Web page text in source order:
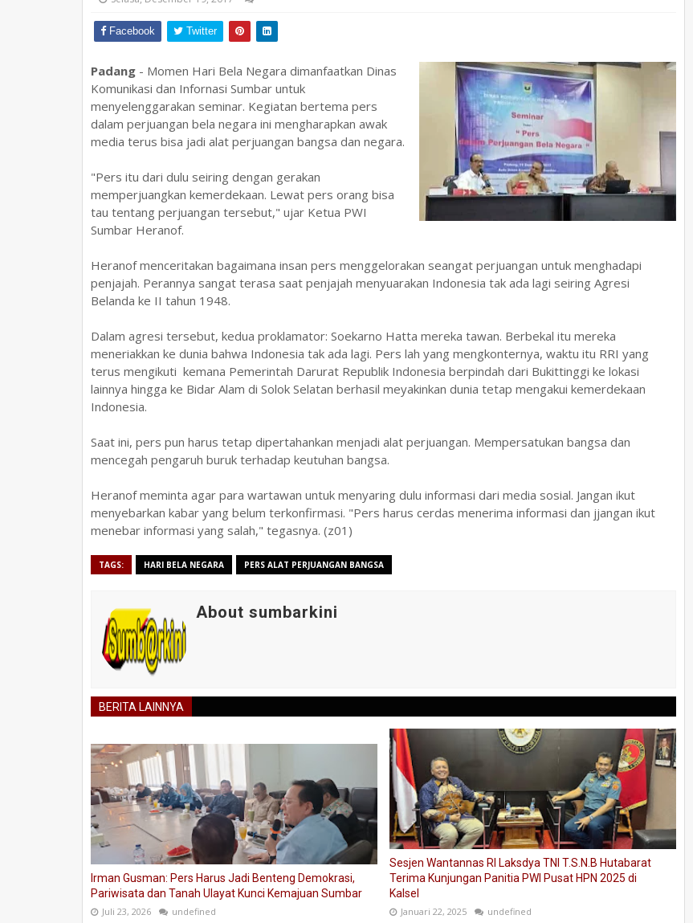
Facebook Twitter
Padang - Momen Hari Bela Negara dimanfaatkan Dinas
Komunikasi dan Infornasi Sumbar untuk
menyelenggarakan seminar. Kegiatan bertema pers
dalam perjuangan bela negara ini mengharapkan awak
media terus bisa jadi alat perjuangan bangsa dan negara.
"Pers itu dari dulu seiring dengan gerakan
memperjuangkan kemerdekaan. Lewat pers orang bisa
tau tentang perjuangan tersebut," ujar Ketua PWI
Sumbar Heranof.
Heranof menceritakan bagaimana insan pers menggelorakan seangat perjuangan untuk menghadapi
penjajah. Perannya sangat terasa saat penjajah menyuarakan Indonesia tak ada lagi seiring Agresi
Belanda ke II tahun 1948.
Dalam agresi tersebut, kedua proklamator: Soekarno Hatta mereka tawan. Berbekal itu mereka
meneriakkan ke dunia bahwa Indonesia tak ada lagi. Pers lah yang mengkonternya, waktu itu RRI yang
terus mengikuti kemana Pemerintah Darurat Republik Indonesia berpindah dari Bukittinggi ke lokasi
lainnya hingga ke Bidar Alam di Solok Selatan berhasil meyakinkan dunia tetap mengakui kemerdekaan
Indonesia.
Saat ini, pers pun harus tetap dipertahankan menjadi alat perjuangan. Mempersatukan bangsa dan
mencegah pengaruh buruk terhadap keutuhan bangsa.
Heranof meminta agar para wartawan untuk menyaring dulu informasi dari media sosial. Jangan ikut
menyebarkan kabar yang belum terkonfirmasi. "Pers harus cerdas menerima informasi dan jjangan ikut
menebar informasi yang salah," tegasnya. (z01)
TAGS: HARI BELA NEGARA PERS ALAT PERJUANGAN BANGSA
About sumbarkini
BERITA LAINNYA
Irman Gusman: Pers Harus Jadi Benteng Demokrasi,
Pariwisata dan Tanah Ulayat Kunci Kemajuan Sumbar
Juli 23, 2026 undefined
Sesjen Wantannas RI Laksdya TNI T.S.N.B Hutabarat
Terima Kunjungan Panitia PWI Pusat HPN 2025 di
Kalsel
Januari 22, 2025 undefined